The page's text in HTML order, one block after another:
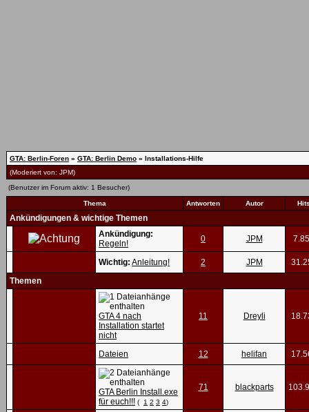
GTA: Berlin-Foren » GTA: Berlin Demo » Installations-Hilfe
(Moderiert von: JPM)
(Benutzer im Forum aktiv: 1 Besucher)
Thema Antworten Autor
Ankündigungen & wichtige Themen
Ankündigung:
Regeln!
0 JPM
Wichtig: Anleitung! 2 JPM
Themen
GTA 4 nach
Installation startet
nicht
11 Dreyli
Dateien 12 helifan
GTA Berlin Install.exe
für euch!!! ( 1 2 3 4)
71 blackparts